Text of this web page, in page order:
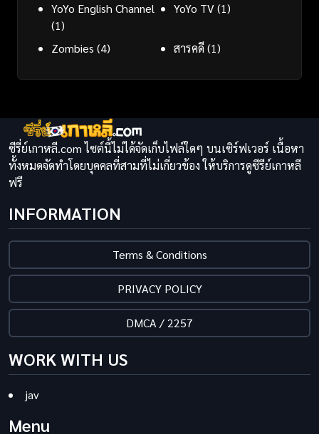
YoYo English Channel
(1)
YoYo TV(1)
Zombies (4) สารคดี(1)
ซีรี่ย์เกาหลี.com ไซต์นี้ไม่ได้จัดเก็บไฟล์ใดๆ บนเซิร์ฟเวอร์ เนื้อหา
ทั้งหมดจัดทำโดยบุคคลที่สามที่ไม่เกี่ยวข้อง ให้บริการดูซีรีย์เกาหลี
ฟรี
INFORMATION
Terms & Conditions
PRIVACY POLICY
DMCA / 2257
WORK WITH US
jav
Menu